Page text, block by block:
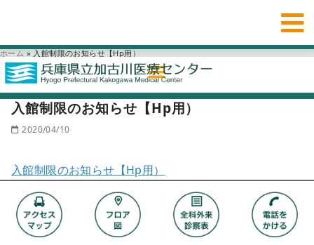
ホーム » 入館制限のお知らせ【Hp用）
入館制限のお知らせ【Hp用）
2020/04/10
入館制限のお知らせ【Hp用）